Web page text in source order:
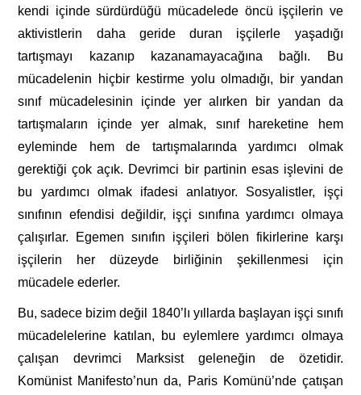
kendi içinde sürdürdüğü mücadelede öncü işçilerin ve
aktivistlerin daha geride duran işçilerle yaşadığı
tartışmayı kazanıp kazanamayacağına bağlı. Bu
mücadelenin hiçbir kestirme yolu olmadığı, bir yandan
sınıf mücadelesinin içinde yer alırken bir yandan da
tartışmaların içinde yer almak, sınıf hareketine hem
eyleminde hem de tartışmalarında yardımcı olmak
gerektiği çok açık. Devrimci bir partinin esas işlevini de
bu yardımcı olmak ifadesi anlatıyor. Sosyalistler, işçi
sınıfının efendisi değildir, işçi sınıfına yardımcı olmaya
çalışırlar. Egemen sınıfın işçileri bölen fikirlerine karşı
işçilerin her düzeyde birliğinin şekillenmesi için
mücadele ederler.
Bu, sadece bizim değil 1840’lı yıllarda başlayan işçi sınıfı
mücadelelerine katılan, bu eylemlere yardımcı olmaya
çalışan devrimci Marksist geleneğin de özetidir.
Komünist Manifesto’nun da, Paris Komünü’nde çatışan